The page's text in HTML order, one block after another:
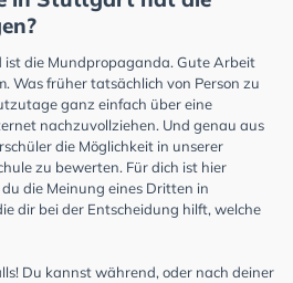
ist die Mundpropaganda. Gute Arbeit
Was früher tatsächlich von Person zu
ganz einfach über eine
nachzuvollziehen. Und genau aus
die Möglichkeit in unserer
zu bewerten. Für dich ist hier
die Meinung eines Dritten in
dir bei der Entscheidung hilft, welche
Du kannst während, oder nach deiner